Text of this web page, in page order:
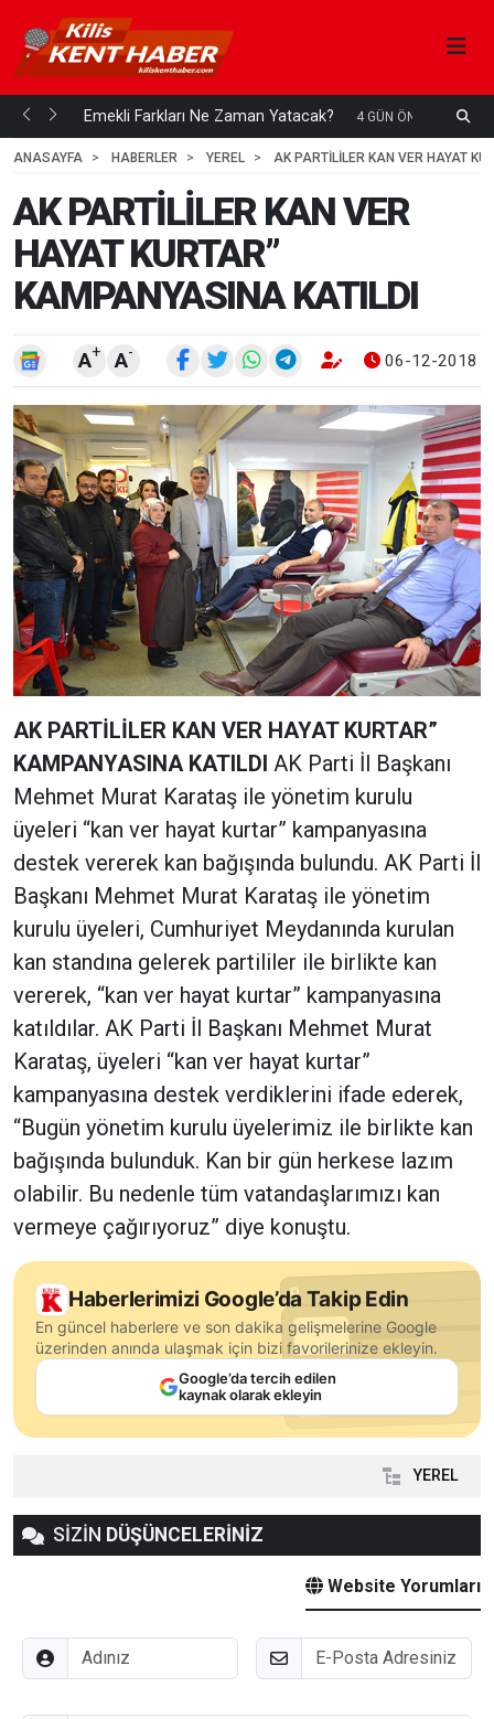
mi... Emekli Farkları Ne Zaman Yatacak? 4 GÜN ÖNCE
ANASAYFA
HABERLER YEREL AK PARTİLİLER KAN VER HAYAT
AK PARTİLİLER KAN VER
HAYAT KURTAR”
KAMPANYASINA KATILDI
A+ A- 06-12-2018
AK PARTİLİLER KAN VER HAYAT KURTAR”
KAMPANYASINA KATILDI AK Parti İl Başkanı
Mehmet Murat Karataş ile yönetim kurulu
üyeleri “kan ver hayat kurtar” kampanyasına
destek vererek kan bağışında bulundu. AK Parti İl
Başkanı Mehmet Murat Karataş ile yönetim
kurulu üyeleri, Cumhuriyet Meydanında kurulan
kan standına gelerek partililer ile birlikte kan
vererek, “kan ver hayat kurtar” kampanyasına
katıldılar. AK Parti İl Başkanı Mehmet Murat
Karataş, üyeleri “kan ver hayat kurtar”
kampanyasına destek verdiklerini ifade ederek,
“Bugün yönetim kurulu üyelerimiz ile birlikte kan
bağışında bulunduk. Kan bir gün herkese lazım
olabilir. Bu nedenle tüm vatandaşlarımızı kan
vermeye çağırıyoruz” diye konuştu.
Haberlerimizi Google’da Takip Edin
En güncel haberlere ve son dakika gelişmelerine Google
üzerinden anında ulaşmak için bizi favorilerinize ekleyin.
Google’da tercih edilen
kaynak olarak ekleyin
YEREL
SİZİN DÜŞÜNCELERİNİZ
Website Yorumları
Adınız E-Posta